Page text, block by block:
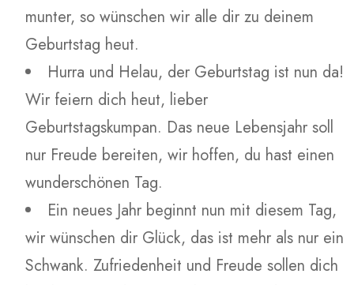
munter, so wünschen wir alle dir zu deinem
Geburtstag heut.
Hurra und Helau, der Geburtstag ist nun da!
Wir feiern dich heut, lieber
Geburtstagskumpan. Das neue Lebensjahr soll
nur Freude bereiten, wir hoffen, du hast einen
wunderschönen Tag.
Ein neues Jahr beginnt nun mit diesem Tag,
wir wünschen dir Glück, das ist mehr als nur ein
Schwank. Zufriedenheit und Freude sollen dich